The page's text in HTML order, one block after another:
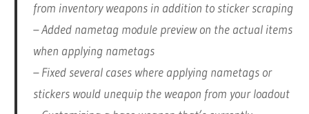
from inventory weapons in addition to sticker scraping
– Added nametag module preview on the actual items
when applying nametags
– Fixed several cases where applying nametags or
stickers would unequip the weapon from your loadout